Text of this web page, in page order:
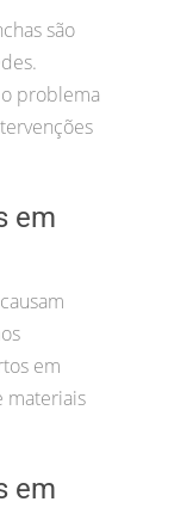
são
problema
em
em
materiais
em